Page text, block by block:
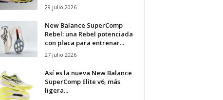
29 julio 2026
New Balance SuperComp
Rebel: una Rebel potenciada
con placa para entrenar...
27 julio 2026
Así es la nueva New Balance
SuperComp Elite v6, más
ligera...